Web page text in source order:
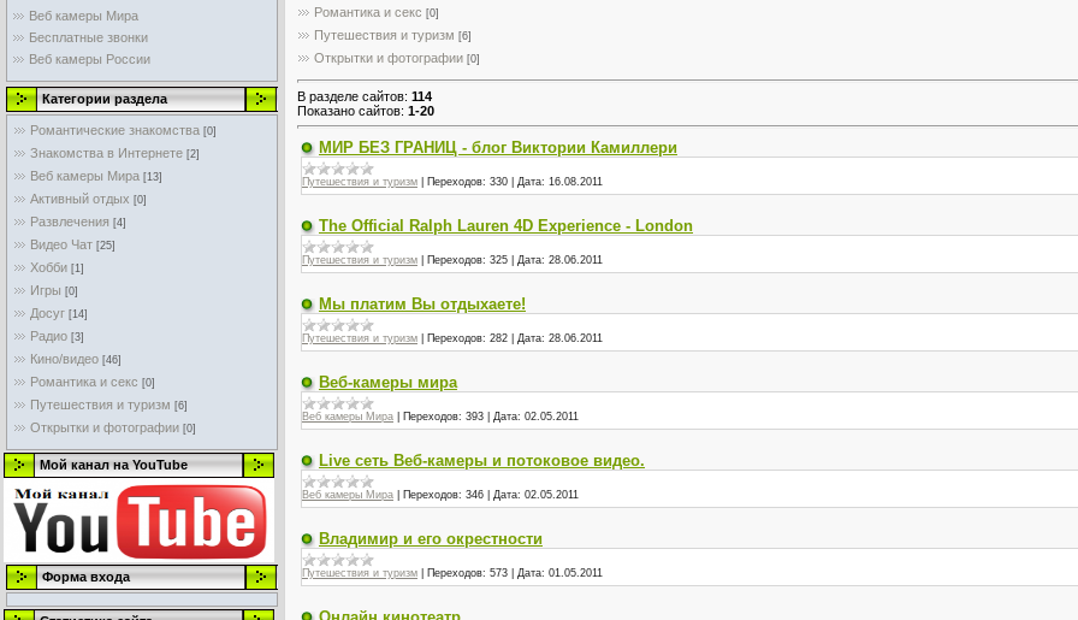
Веб камеры Мира
Бесплатные звонки
Веб камеры России
Категории раздела
Романтические знакомства [0]
Знакомства в Интернете [2]
Веб камеры Мира [13]
Активный отдых [0]
Развлечения [4]
Видео Чат [25]
Хобби [1]
Игры [0]
Досуг [14]
Радио [3]
Кино/видео [46]
Романтика и секс [0]
Путешествия и туризм [6]
Открытки и фотографии [0]
Мой канал на YouTube
Форма входа
Романтика и секс [0]
Путешествия и туризм [6]
Открытки и фотографии [0]
В разделе сайтов: 114
Показано сайтов: 1-20
МИР БЕЗ ГРАНИЦ - блог Виктории Камиллери
Путешествия и туризм Переходов: 330 Дата: 16.08.2011
The Official Ralph Lauren 4D Experience - London
Путешествия и туризм Переходов: 325 Дата: 28.06.2011
Мы платим Вы отдыхаете!
Путешествия и туризм Переходов: 282 Дата: 28.06.2011
Веб-камеры мира
Веб камеры Мира Переходов: 393 Дата: 02.05.2011
Live сеть Веб-камеры и потоковое видео.
Веб камеры Мира Переходов: 346 Дата: 02.05.2011
Владимир и его окрестности
Путешествия и туризм Переходов: 573 Дата: 01.05.2011